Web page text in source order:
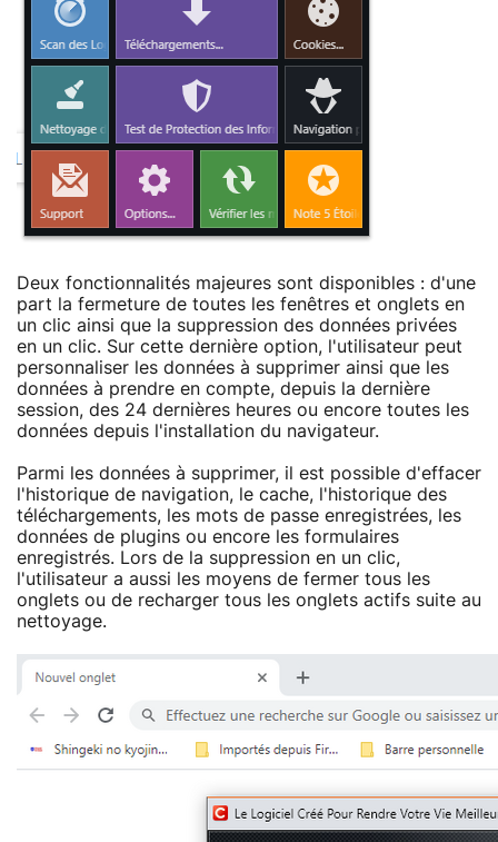
Deux fonctionnalités majeures sont disponibles : d'une
part la fermeture de toutes les fenêtres et onglets en
un clic ainsi que la suppression des données privées
en un clic. Sur cette dernière option, l'utilisateur peut
personnaliser les données à supprimer ainsi que les
données à prendre en compte, depuis la dernière
session, des 24 dernières heures ou encore toutes les
données depuis l'installation du navigateur.
Parmi les données à supprimer, il est possible d'effacer
l'historique de navigation, le cache, l'historique des
téléchargements, les mots de passe enregistrées, les
données de plugins ou encore les formulaires
enregistrés. Lors de la suppression en un clic,
l'utilisateur a aussi les moyens de fermer tous les
onglets ou de recharger tous les onglets actifs suite au
nettoyage.